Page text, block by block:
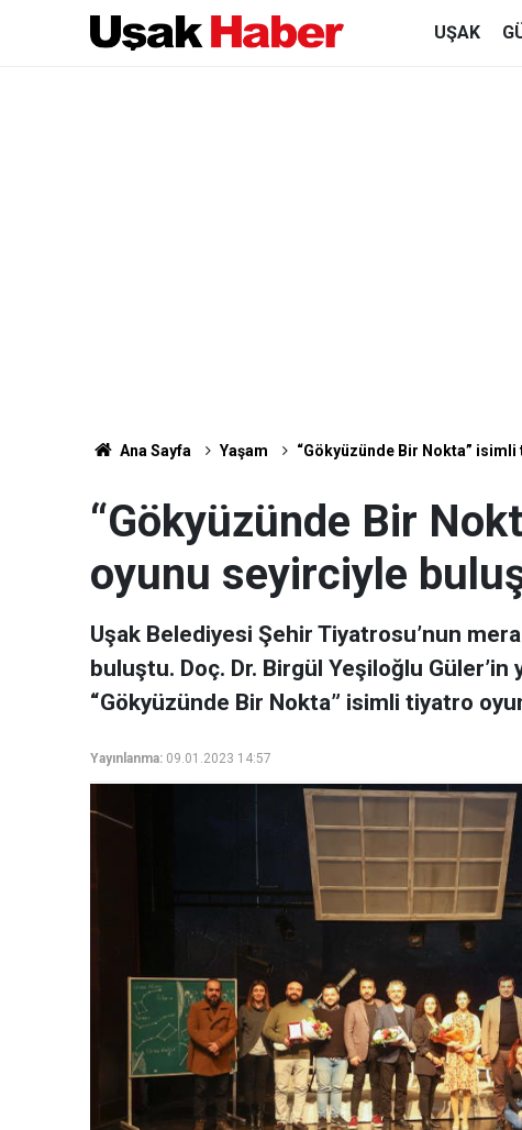
UŞAK
Ana Sayfa Yaşam “Gökyüzünde Bir Nokta”
“Gökyüzünde Bir
oyunu seyirciyle
Uşak Belediyesi Şehir Tiyatrosu’nun
buluştu. Doç. Dr. Birgül Yeşiloğlu Güler’in
“Gökyüzünde Bir Nokta” isimli tiyatro
Yayınlanma: 09.01.2023 14:57